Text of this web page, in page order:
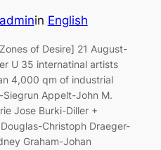
adminin English
of Desire] 21 August-
U 35 internatinal artists
4,000 qm of industrial
Siegrun Appelt-John M.
Jose Burki-Diller +
Christoph Draeger-
Graham-Johan